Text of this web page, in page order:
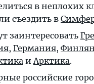
в неплохих
съездить в
заинтересовать
, Германия,
и Арктика.
российские